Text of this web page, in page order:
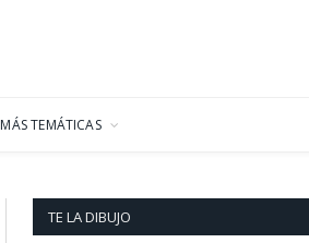
MÁS TEMÁTICAS
TE LA DIBUJO